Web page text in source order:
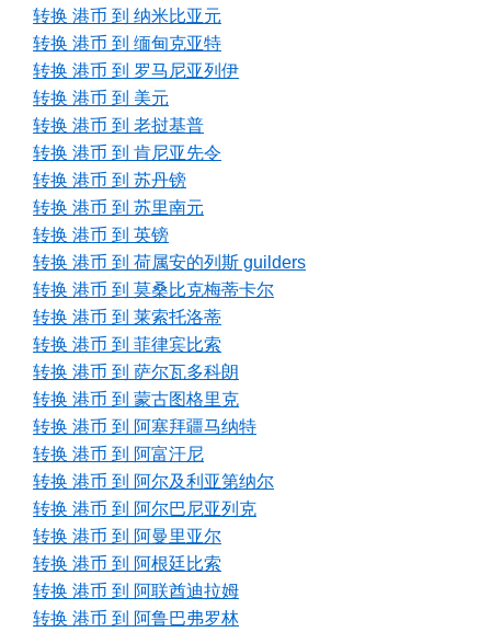
转换 港币 到 纳米比亚元
转换 港币 到 缅甸克亚特
转换 港币 到 罗马尼亚列伊
转换 港币 到 美元
转换 港币 到 老挝基普
转换 港币 到 肯尼亚先令
转换 港币 到 苏丹镑
转换 港币 到 苏里南元
转换 港币 到 英镑
转换 港币 到 荷属安的列斯 guilders
转换 港币 到 莫桑比克梅蒂卡尔
转换 港币 到 莱索托洛蒂
转换 港币 到 菲律宾比索
转换 港币 到 萨尔瓦多科朗
转换 港币 到 蒙古图格里克
转换 港币 到 阿塞拜疆马纳特
转换 港币 到 阿富汗尼
转换 港币 到 阿尔及利亚第纳尔
转换 港币 到 阿尔巴尼亚列克
转换 港币 到 阿曼里亚尔
转换 港币 到 阿根廷比索
转换 港币 到 阿联酋迪拉姆
转换 港币 到 阿鲁巴弗罗林